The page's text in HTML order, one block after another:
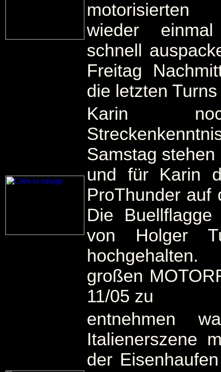
motorisierten
wieder
schnell
Freitag
die letzten
Karin
Samstag
und für Karin
ProThunder auf
Die
von Holger
großen
11/05 zu
entnehmen
Italienerszene
der